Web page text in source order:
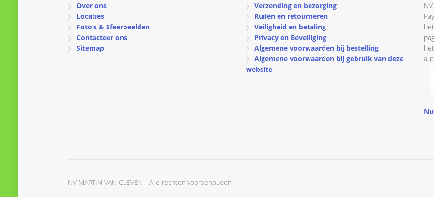
Over ons
Locaties
Foto’s & Sfeerbeelden
Contacteer ons
Sitemap
Verzending en bezorging
Ruilen en retourneren
Veiligheid en betaling
Privacy en Beveiliging
Algemene voorwaarden bij bestelling
Algemene voorwaarden bij gebruik van deze
website
NV MARTIN VAN CLEVEN - Alle rechten voorbehouden